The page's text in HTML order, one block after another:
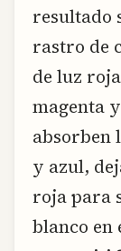
resultado
rastro de
de luz
magenta
absorben
y azul,
roja para
blanco en